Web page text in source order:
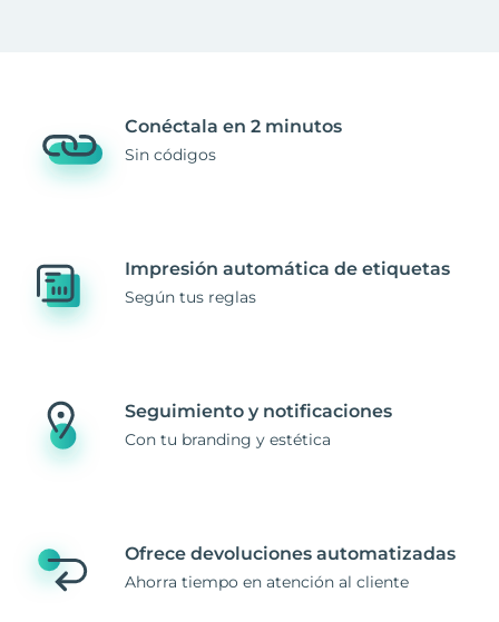
Conéctala en 2 minutos
Sin códigos
Impresión automática de etiquetas
Según tus reglas
Seguimiento y notificaciones
Con tu branding y estética
Ofrece devoluciones automatizadas
Ahorra tiempo en atención al cliente